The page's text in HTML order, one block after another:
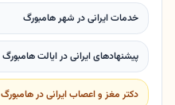
خدمات ایرانی در شهر هامبورگ
پیشنهادهای ایرانی در ایالت هامبورگ
دکتر مغز و اعصاب ایرانی در هامبورگ